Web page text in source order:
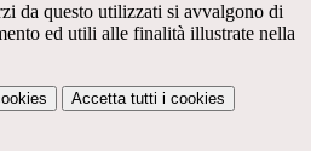
da questo utilizzati si avvalgono di
ed utili alle finalità illustrate nella
Accetta tutti i cookies